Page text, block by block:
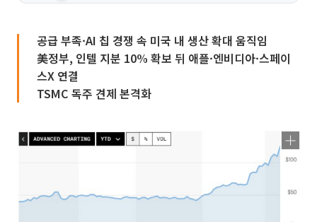
공급 부족·AI 칩 경쟁 속 미국 내 생산 확대 움직임
美정부, 인텔 지분 10% 확보 뒤 애플·엔비디아·스페이
스X 연결
TSMC 독주 견제 본격화